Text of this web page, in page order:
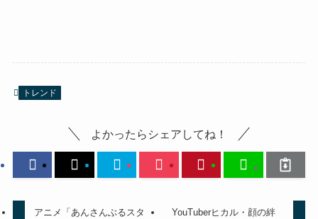
トレンド
よかったらシェアしてね！
アニメ「あんさんぶるスタ
YouTuberヒカル・顔の絆